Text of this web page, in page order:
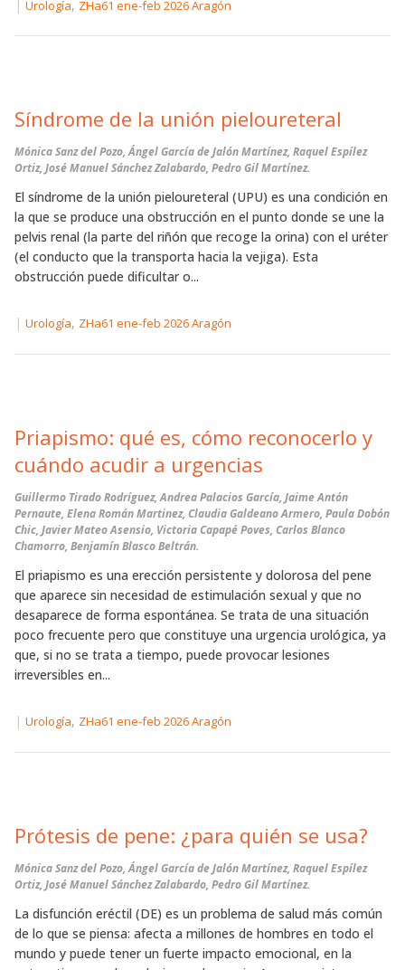
Urología, ZHa61 ene-feb 2026 Aragón
Síndrome de la unión pieloureteral
Mónica Sanz del Pozo, Ángel García de Jalón Martínez, Raquel Espílez
Ortiz, José Manuel Sánchez Zalabardo, Pedro Gil Martínez.
El síndrome de la unión pieloureteral (UPU) es una condición en
la que se produce una obstrucción en el punto donde se une la
pelvis renal (la parte del riñón que recoge la orina) con el uréter
(el conducto que la transporta hacia la vejiga). Esta
obstrucción puede dificultar o...
| Urología, ZHa61 ene-feb 2026 Aragón
Priapismo: qué es, cómo reconocerlo y
cuándo acudir a urgencias
Guillermo Tirado Rodríguez, Andrea Palacios García, Jaime Antón
Pernaute, Elena Román Martinez, Claudia Galdeano Armero, Paula Dobón
Chic, Javier Mateo Asensio, Victoria Capapé Poves, Carlos Blanco
Chamorro, Benjamín Blasco Beltrán.
El priapismo es una erección persistente y dolorosa del pene
que aparece sin necesidad de estimulación sexual y que no
desaparece de forma espontánea. Se trata de una situación
poco frecuente pero que constituye una urgencia urológica, ya
que, si no se trata a tiempo, puede provocar lesiones
irreversibles en...
| Urología, ZHa61 ene-feb 2026 Aragón
Prótesis de pene: ¿para quién se usa?
Mónica Sanz del Pozo, Ángel García de Jalón Martínez, Raquel Espílez
Ortiz, José Manuel Sánchez Zalabardo, Pedro Gil Martínez.
La disfunción eréctil (DE) es un problema de salud más común
de lo que se piensa: afecta a millones de hombres en todo el
mundo y puede tener un fuerte impacto emocional, en la